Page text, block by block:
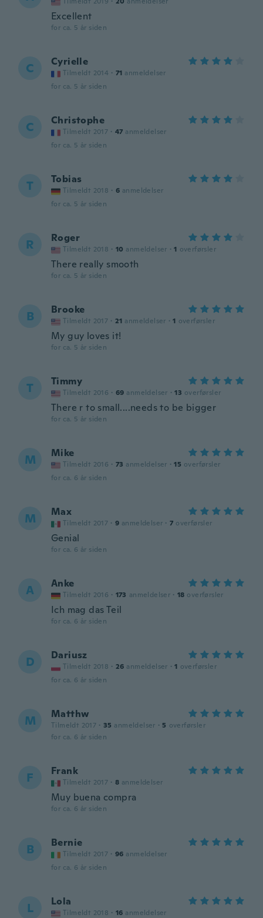
Excellent
for ca. 5 år siden
C Cyrielle
Tilmeldt 2014 · 71 anmeldelser
for ca. 5 år siden
C Christophe
Tilmeldt 2017 · 47 anmeldelser
for ca. 5 år siden
T Tobias
Tilmeldt 2018 · 6 anmeldelser
for ca. 5 år siden
R Roger
Tilmeldt 2018 · 10 anmeldelser · 1 overførsler
There really smooth
for ca. 5 år siden
B Brooke
Tilmeldt 2017 · 21 anmeldelser · 1 overførsler
My guy loves it!
for ca. 5 år siden
T Timmy
Tilmeldt 2016 · 69 anmeldelser · 13 overførsler
There r to small....needs to be bigger
for ca. 5 år siden
M Mike
Tilmeldt 2016 · 73 anmeldelser · 15 overførsler
for ca. 6 år siden
M Max
Tilmeldt 2017 · 9 anmeldelser · 7 overførsler
Genial
for ca. 6 år siden
A Anke
Tilmeldt 2016 · 173 anmeldelser · 18 overførsler
Ich mag das Teil
for ca. 6 år siden
D Dariusz
Tilmeldt 2018 · 26 anmeldelser · 1 overførsler
for ca. 6 år siden
M Matthw
Tilmeldt 2017 · 35 anmeldelser · 5 overførsler
for ca. 6 år siden
F Frank
Tilmeldt 2017 · 8 anmeldelser
Muy buena compra
for ca. 6 år siden
B Bernie
Tilmeldt 2017 · 96 anmeldelser
for ca. 6 år siden
L Lola
Tilmeldt 2018 · 16 anmeldelser